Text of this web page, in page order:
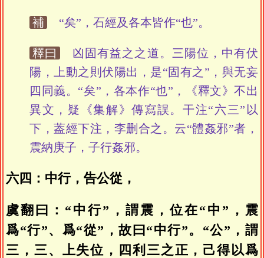
補 “矣”，石經及各本皆作“也”。
釋曰
凶固有益之之道。三陽位，中有伏
陽，上動之則伏陽出，是“固有之”，與无妄
四同義。“矣”，各本作“也”，《釋文》不出
異文，疑《集解》傳寫誤。干注“六三”以
下，葢經下注，李删合之。云“體姦邪”者，
震納庚子，子行姦邪。
六四：中行，告公從，
虞翻曰：“中行”，謂震，位在“中”，震
爲“行”、爲“從”，故曰“中行”。“公”，謂
三，三、上失位，四利三之正，己得以爲